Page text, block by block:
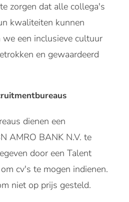
zorgen dat alle collega's
kwaliteiten kunnen
een inclusieve cultuur
en gewaardeerd
dienen een
AMRO BANK N.V. te
door een Talent
cv's te mogen indienen.
niet op prijs gesteld.